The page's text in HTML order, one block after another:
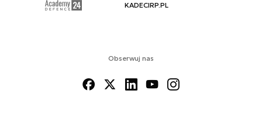
Obserwuj nas
KADECIRP.PL